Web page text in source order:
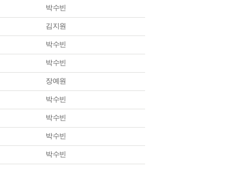
박수빈
김지원
박수빈
박수빈
장예원
박수빈
박수빈
박수빈
박수빈